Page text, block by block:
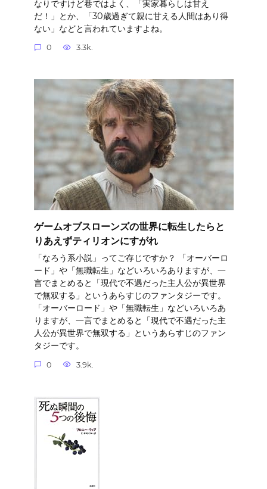
なりですけど巷ではよく、「実家暮らしは甘え
だ！」とか、「30歳過ぎて親に甘える人間はあり得
ない」などと言われていますよね。
0 3.3k.
ゲームオブスローンズの世界に転生したらと
りあえずティリオンにすがれ
「なろう系小説」ってご存じですか？ 「オーバーロ
ード」や「無職転生」などいろいろありますが、一
言でまとめると「現代で不遇だった主人公が異世界
で無双する」というあらすじのファンタジーです。
「オーバーロード」や「無職転生」などいろいろあ
りますが、一言でまとめると「現代で不遇だった主
人公が異世界で無双する」というあらすじのファン
タジーです。
0 3.9k.